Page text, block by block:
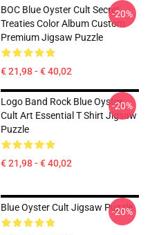
BOC Blue Oyster Cult Secret
Treaties Color Album Custom
Premium Jigsaw Puzzle
€ 21,98 - € 40,02
-20%
Logo Band Rock Blue Oyster
Cult Art Essential T Shirt Jigsaw
Puzzle
€ 21,98 - € 40,02
-20%
Blue Oyster Cult Jigsaw Puzzle
-20%